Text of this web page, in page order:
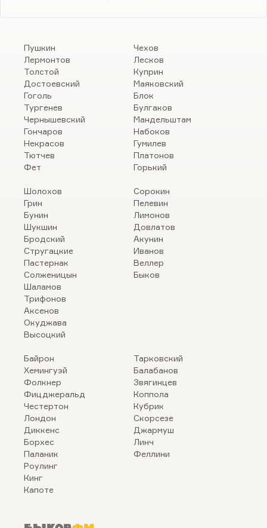
Пушкин
Лермонтов
Толстой
Достоевский
Гоголь
Тургенев
Чернышевский
Гончаров
Некрасов
Тютчев
Фет
Чехов
Лесков
Куприн
Маяковский
Блок
Булгаков
Мандельштам
Набоков
Гумилев
Платонов
Горький
Шолохов
Грин
Бунин
Шукшин
Бродский
Стругацкие
Пастернак
Солженицын
Шаламов
Трифонов
Аксенов
Окуджава
Высоцкий
Сорокин
Пелевин
Лимонов
Довлатов
Акунин
Иванов
Веллер
Быков
Байрон
Хемингуэй
Фолкнер
Фицджеральд
Честертон
Лондон
Диккенс
Борхес
Паланик
Роулинг
Кинг
Капоте
Тарковский
Балабанов
Звягинцев
Коппола
Кубрик
Скорсезе
Джармуш
Линч
Феллини